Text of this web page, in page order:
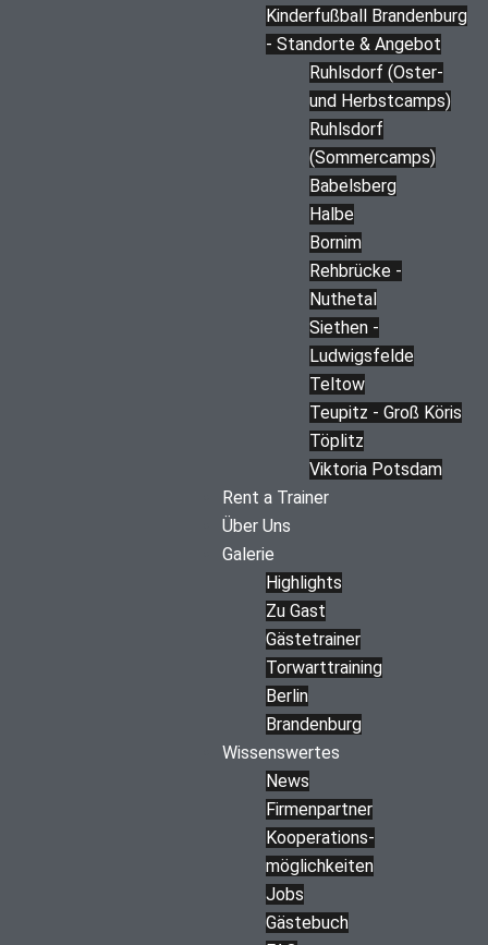
Kinderfußball Brandenburg
- Standorte & Angebot
Ruhlsdorf (Oster-
und Herbstcamps)
Ruhlsdorf
(Sommercamps)
Babelsberg
Halbe
Bornim
Rehbrücke -
Nuthetal
Siethen -
Ludwigsfelde
Teltow
Teupitz - Groß Köris
Töplitz
Viktoria Potsdam
Rent a Trainer
Über Uns
Galerie
Highlights
Zu Gast
Gästetrainer
Torwarttraining
Berlin
Brandenburg
Wissenswertes
News
Firmenpartner
Kooperations­
möglichkeiten
Jobs
Gästebuch